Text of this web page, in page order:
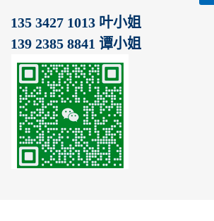
135 3427 1013 叶小姐
139 2385 8841 谭小姐